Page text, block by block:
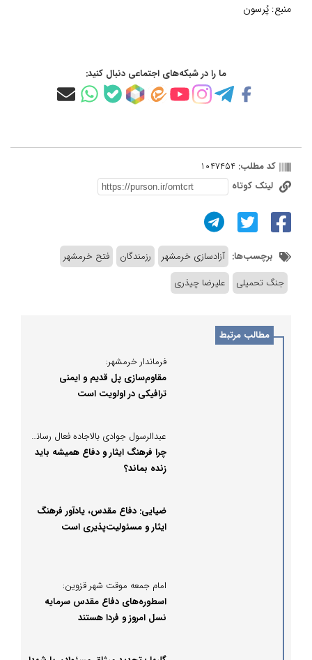
منبع: پُرسون
ما را در شبکه‌های اجتماعی دنبال کنید:
کد مطلب: 1047454
لینک کوتاه
برچسب‌ها: آزادسازی خرمشهر رزمندگان
فتح خرمشهر
جنگ تحمیلی
علیرضا چیذری
مطالب مرتبط
فرماندار خرمشهر:
مقاوم‌سازی پل قدیم و ایمنی
ترافیکی در اولویت است
عبدالرسول جوادی بالاجاده فعال رسانه ای نوشت:
چرا فرهنگ ایثار و دفاع همیشه باید
زنده بماند؟
ضیایی: دفاع مقدس، یادآور فرهنگ
ایثار و مسئولیت‌پذیری است
امام جمعه موقت شهر قزوین:
اسطوره‌های دفاع مقدس سرمایه
نسل امروز و فردا هستند